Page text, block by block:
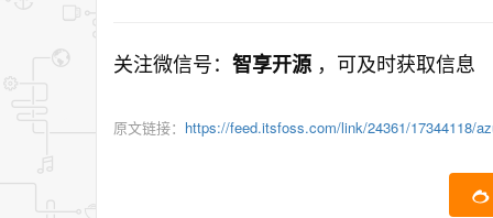
关注微信号： 智享开源 ，可及时获取信息
原文链接： https://feed.itsfoss.com/link/24361/17344118/